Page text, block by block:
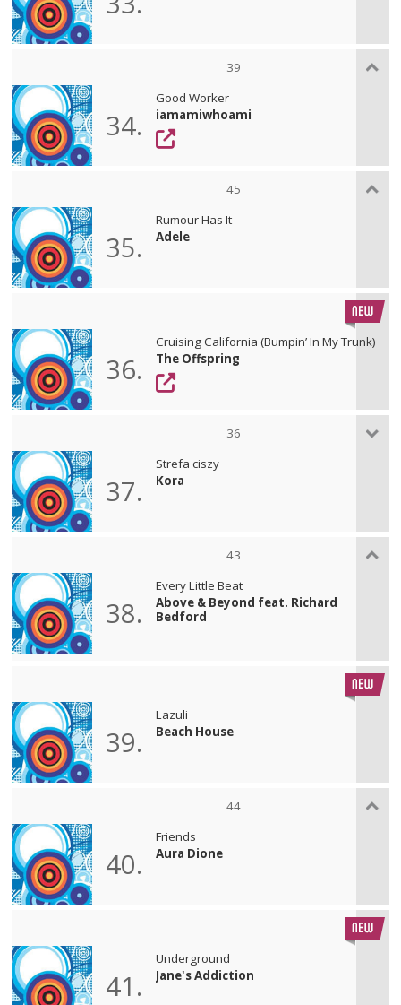
39
34.
Good Worker
iamamiwhoami
45
35.
Rumour Has It
Adele
36.
Cruising California (Bumpin’ In My Trunk)
The Offspring
36
37.
Strefa ciszy
Kora
43
38.
Every Little Beat
Above & Beyond feat. Richard
Bedford
39.
Lazuli
Beach House
44
40.
Friends
Aura Dione
41.
Underground
Jane's Addiction